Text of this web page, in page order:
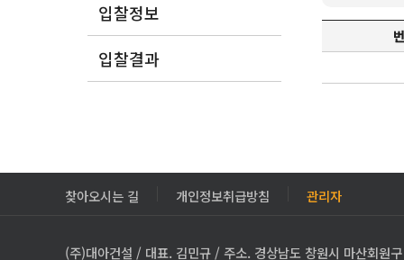
입찰정보
입찰결과
찾아오시는 길 개인정보취급방침 관리자
(주)대아건설 / 대표. 김민규 / 주소. 경상남도 창원시 마산회원